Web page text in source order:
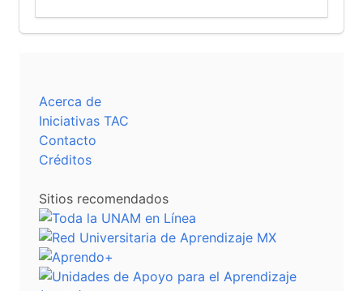
Acerca de
Iniciativas TAC
Contacto
Créditos
Sitios recomendados